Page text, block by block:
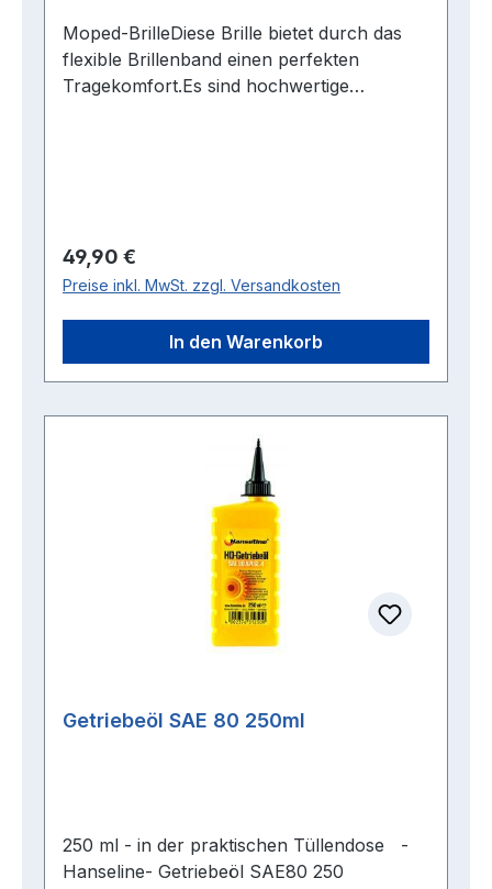
Moped-BrilleDiese Brille bietet durch das
flexible Brillenband einen perfekten
Tragekomfort.Es sind hochwertige
Regulärer Preis:
49,90 €
Preise inkl. MwSt. zzgl. Versandkosten
In den Warenkorb
Getriebeöl SAE 80 250ml
250 ml - in der praktischen Tüllendose -
Hanseline- Getriebeöl SAE80 250